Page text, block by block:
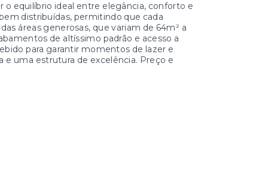
o equilíbrio ideal entre elegância, conforto e
distribuídas, permitindo que cada
áreas generosas, que variam de 64m² a
de altíssimo padrão e acesso a
para garantir momentos de lazer e
e uma estrutura de excelência. Preço e